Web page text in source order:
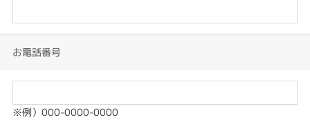
お電話番号
※例）000-0000-0000